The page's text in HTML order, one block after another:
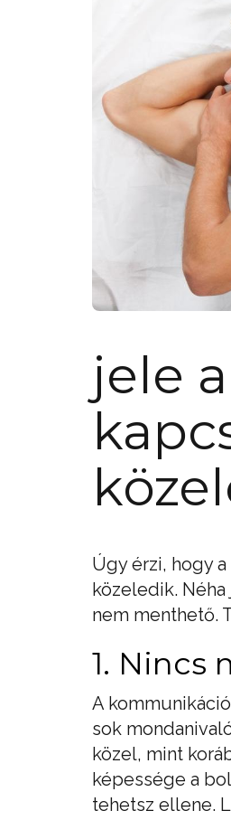
jele
Úgy érzi, hogy
közeledik.
nem menthető.
1. Nincs
A
sok
közel, mint
képessége a
tehetsz ellene.